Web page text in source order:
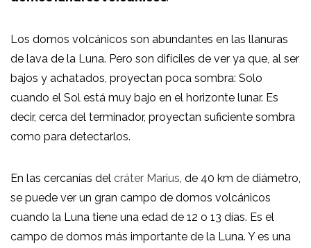
Los domos volcánicos son abundantes en las llanuras
de lava de la Luna. Pero son difíciles de ver ya que, al ser
bajos y achatados, proyectan poca sombra: Solo
cuando el Sol está muy bajo en el horizonte lunar. Es
decir, cerca del terminador, proyectan suficiente sombra
como para detectarlos.
En las cercanías del cráter Marius, de 40 km de diámetro,
se puede ver un gran campo de domos volcánicos
cuando la Luna tiene una edad de 12 o 13 días. Es el
campo de domos más importante de la Luna. Y es una